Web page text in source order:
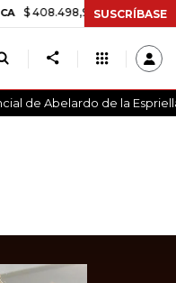
+$ 8.753,81 +2,19%
SUSCRÍBASE
de Abelardo de la